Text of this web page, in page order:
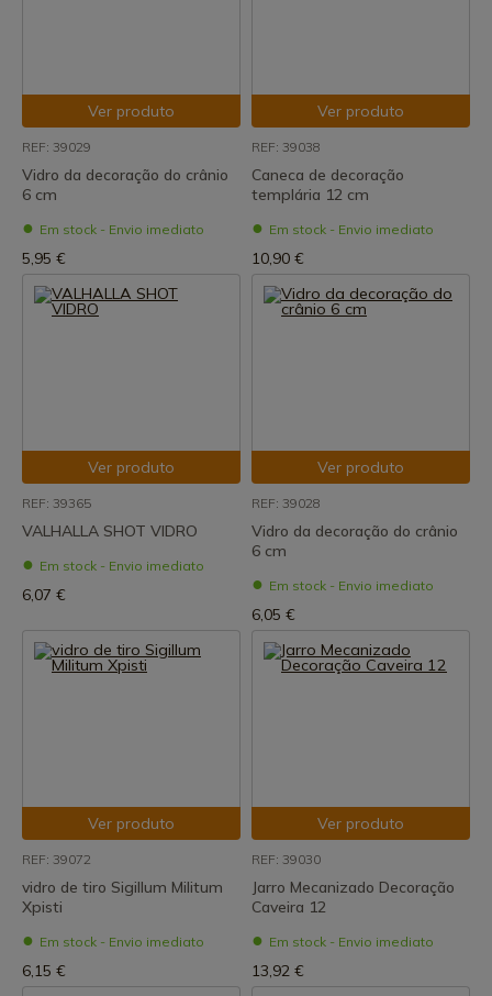
Ver produto
REF: 39029
Vidro da decoração do crânio
6 cm
Em stock - Envio imediato
5,95 €
Ver produto
REF: 39038
Caneca de decoração
templária 12 cm
Em stock - Envio imediato
10,90 €
Ver produto
REF: 39365
VALHALLA SHOT VIDRO
Em stock - Envio imediato
6,07 €
Ver produto
REF: 39028
Vidro da decoração do crânio
6 cm
Em stock - Envio imediato
6,05 €
Ver produto
REF: 39072
vidro de tiro Sigillum Militum
Xpisti
Em stock - Envio imediato
6,15 €
Ver produto
REF: 39030
Jarro Mecanizado Decoração
Caveira 12
Em stock - Envio imediato
13,92 €